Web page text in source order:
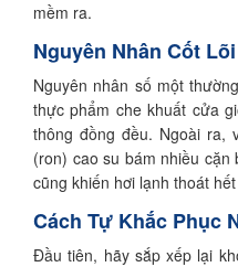
mềm ra.
Nguyên Nhân Cốt Lõi
Nguyên nhân số một
thực phẩm che khuất cửa
thông đồng đều. Ngoài ra,
(ron) cao su bám nhiều
cũng khiến hơi lạnh thoát
Cách Tự Khắc Phục
Đầu tiên, hãy sắp xếp lại